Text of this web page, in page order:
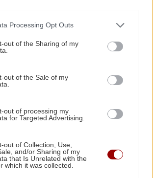
Processing Opt Outs
out of the Sharing of my
out of the Sale of my
out of processing my
for Targeted Advertising.
out of Collection, Use,
and/or Sharing of my
that Is Unrelated with the
which it was collected.
ο 26χρονος για τη δολοφονία
- Τήρησε το δικαίωμα της
15:33
με σοκολάτα
τσέπες του
τελική ευθεία η τριτοβάθμια
λυμώτων
αρνείται ότι αντιμετωπίζει
πυρομαχικών και επιτέθηκε
ΜΜΕ